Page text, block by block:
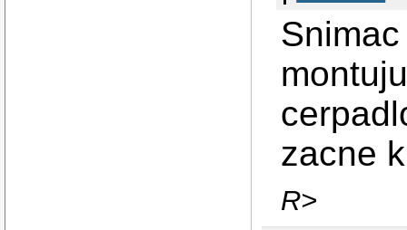
zacne
R>